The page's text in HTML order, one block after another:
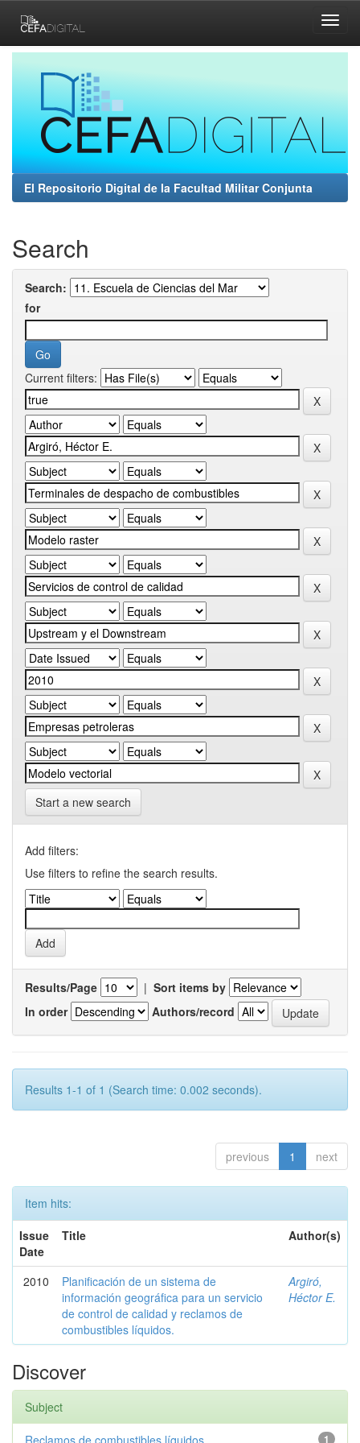
navigation
El Repositorio Digital de la Facultad Militar Conjunta
Search
Search:
for
Current filters:
Start a new search
Add filters:
Use filters to refine the search results.
Results/Page | Sort items by
In order
Authors/record
Results 1-1 of 1 (Search time: 0.002 seconds).
previous 1 next
Item hits:
Issue
Date
Title Author(s)
2010
Planificación de un sistema de
información geográfica para un servicio
de control de calidad y reclamos de
combustibles líquidos.
Argiró,
Héctor E.
Discover
Subject
1
Reclamos de combustibles líquidos